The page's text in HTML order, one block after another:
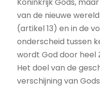
van de nieuwe
(artikel 13) en in de
onderscheid tussen
wordt God door heel
Het doel van de
verschijning van